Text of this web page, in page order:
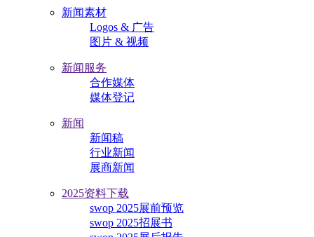
新闻素材
Logos & 广告
图片 & 视频
新闻服务
合作媒体
媒体登记
新闻
新闻稿
行业新闻
展商新闻
2025资料下载
swop 2025展前预览
swop 2025招展书